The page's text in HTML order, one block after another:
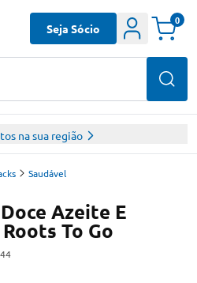
Seja Sócio
0
na sua região
Saudável
Azeite E
To Go